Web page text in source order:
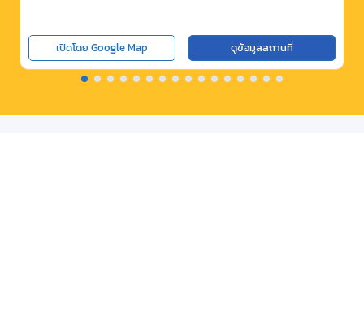
เปิดโดย Google Map ดูข้อมูลสถานที่